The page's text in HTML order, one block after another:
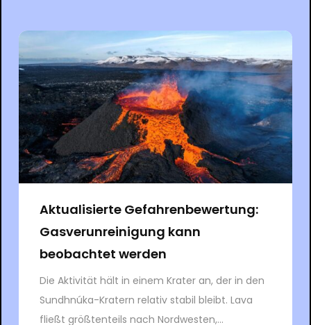
Aktualisierte Gefahrenbewertung:
Gasverunreinigung kann
beobachtet werden
Die Aktivität hält in einem Krater an, der in den
Sundhnúka-Kratern relativ stabil bleibt. Lava
fließt größtenteils nach Nordwesten,...